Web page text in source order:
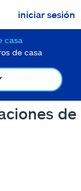
iniciar sesión
casa
de casa
de